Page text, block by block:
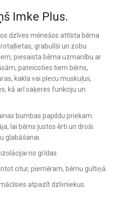
Imke Plus.
dzīves mēnešos attīsta bērna
grabulīši un zobu
piesaista bērna uzmanību ar
pateicoties tiem bērns,
kakla vai plecu muskuļus,
kā arī saķeres funkciju un
bumbas papildu priekam.
lai bērns justos ērti un droši.
glabāšanai.
no grīdas.
citur, piemēram, bērnu gultiņā.
atpazīt dzīvniekus.